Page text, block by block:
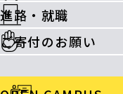
進路・就職
ご寄付のお願い